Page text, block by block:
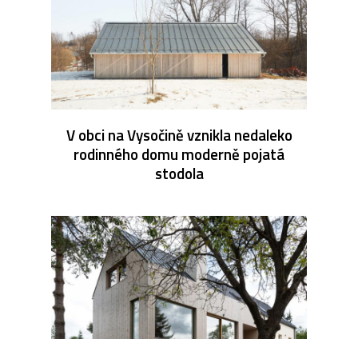
V obci na Vysočině vznikla nedaleko
rodinného domu moderně pojatá
stodola